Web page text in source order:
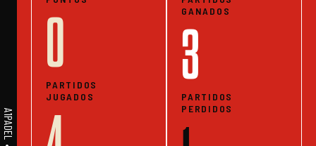
0
PARTIDOS
JUGADOS
GANADOS
3
PARTIDOS
PERDIDOS